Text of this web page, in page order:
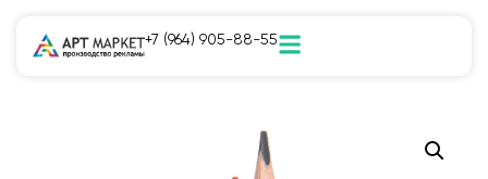
+7 (964) 905-88-55